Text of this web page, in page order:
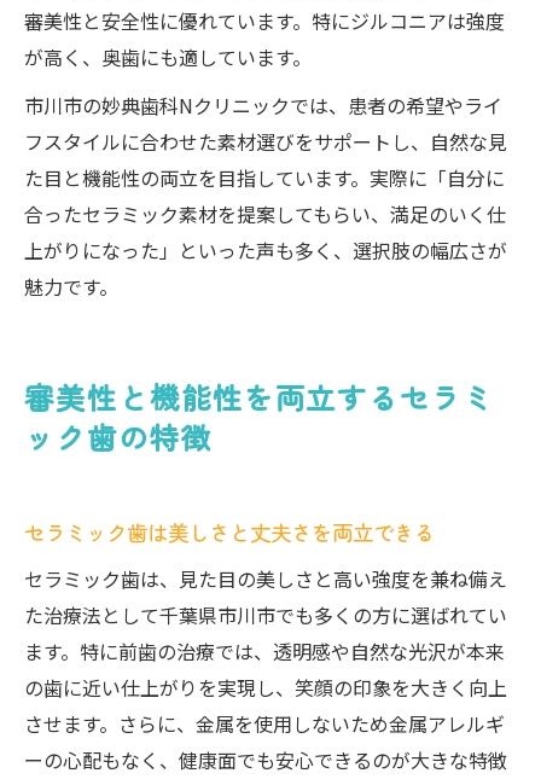
審美性と安全性に優れています。特にジルコニアは強度
が高く、奥歯にも適しています。
市川市の妙典歯科Nクリニックでは、患者の希望やライ
フスタイルに合わせた素材選びをサポートし、自然な見
た目と機能性の両立を目指しています。実際に「自分に
合ったセラミック素材を提案してもらい、満足のいく仕
上がりになった」といった声も多く、選択肢の幅広さが
魅力です。
審美性と機能性を両立するセラミ
ック歯の特徴
セラミック歯は美しさと丈夫さを両立できる
セラミック歯は、見た目の美しさと高い強度を兼ね備え
た治療法として千葉県市川市でも多くの方に選ばれてい
ます。特に前歯の治療では、透明感や自然な光沢が本来
の歯に近い仕上がりを実現し、笑顔の印象を大きく向上
させます。さらに、金属を使用しないため金属アレルギ
ーの心配もなく、健康面でも安心できるのが大きな特徴